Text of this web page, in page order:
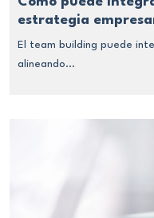
estrategia
El team building puede
alineando...